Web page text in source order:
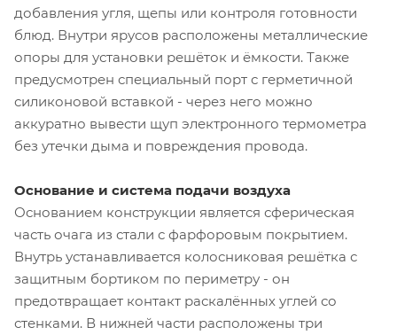
добавления угля, щепы или контроля готовности
блюд. Внутри ярусов расположены металлические
опоры для установки решёток и ёмкости. Также
предусмотрен специальный порт с герметичной
силиконовой вставкой - через него можно
аккуратно вывести щуп электронного термометра
без утечки дыма и повреждения провода.
Основание и система подачи воздуха
Основанием конструкции является сферическая
часть очага из стали с фарфоровым покрытием.
Внутрь устанавливается колосниковая решётка с
защитным бортиком по периметру - он
предотвращает контакт раскалённых углей со
стенками. В нижней части расположены три